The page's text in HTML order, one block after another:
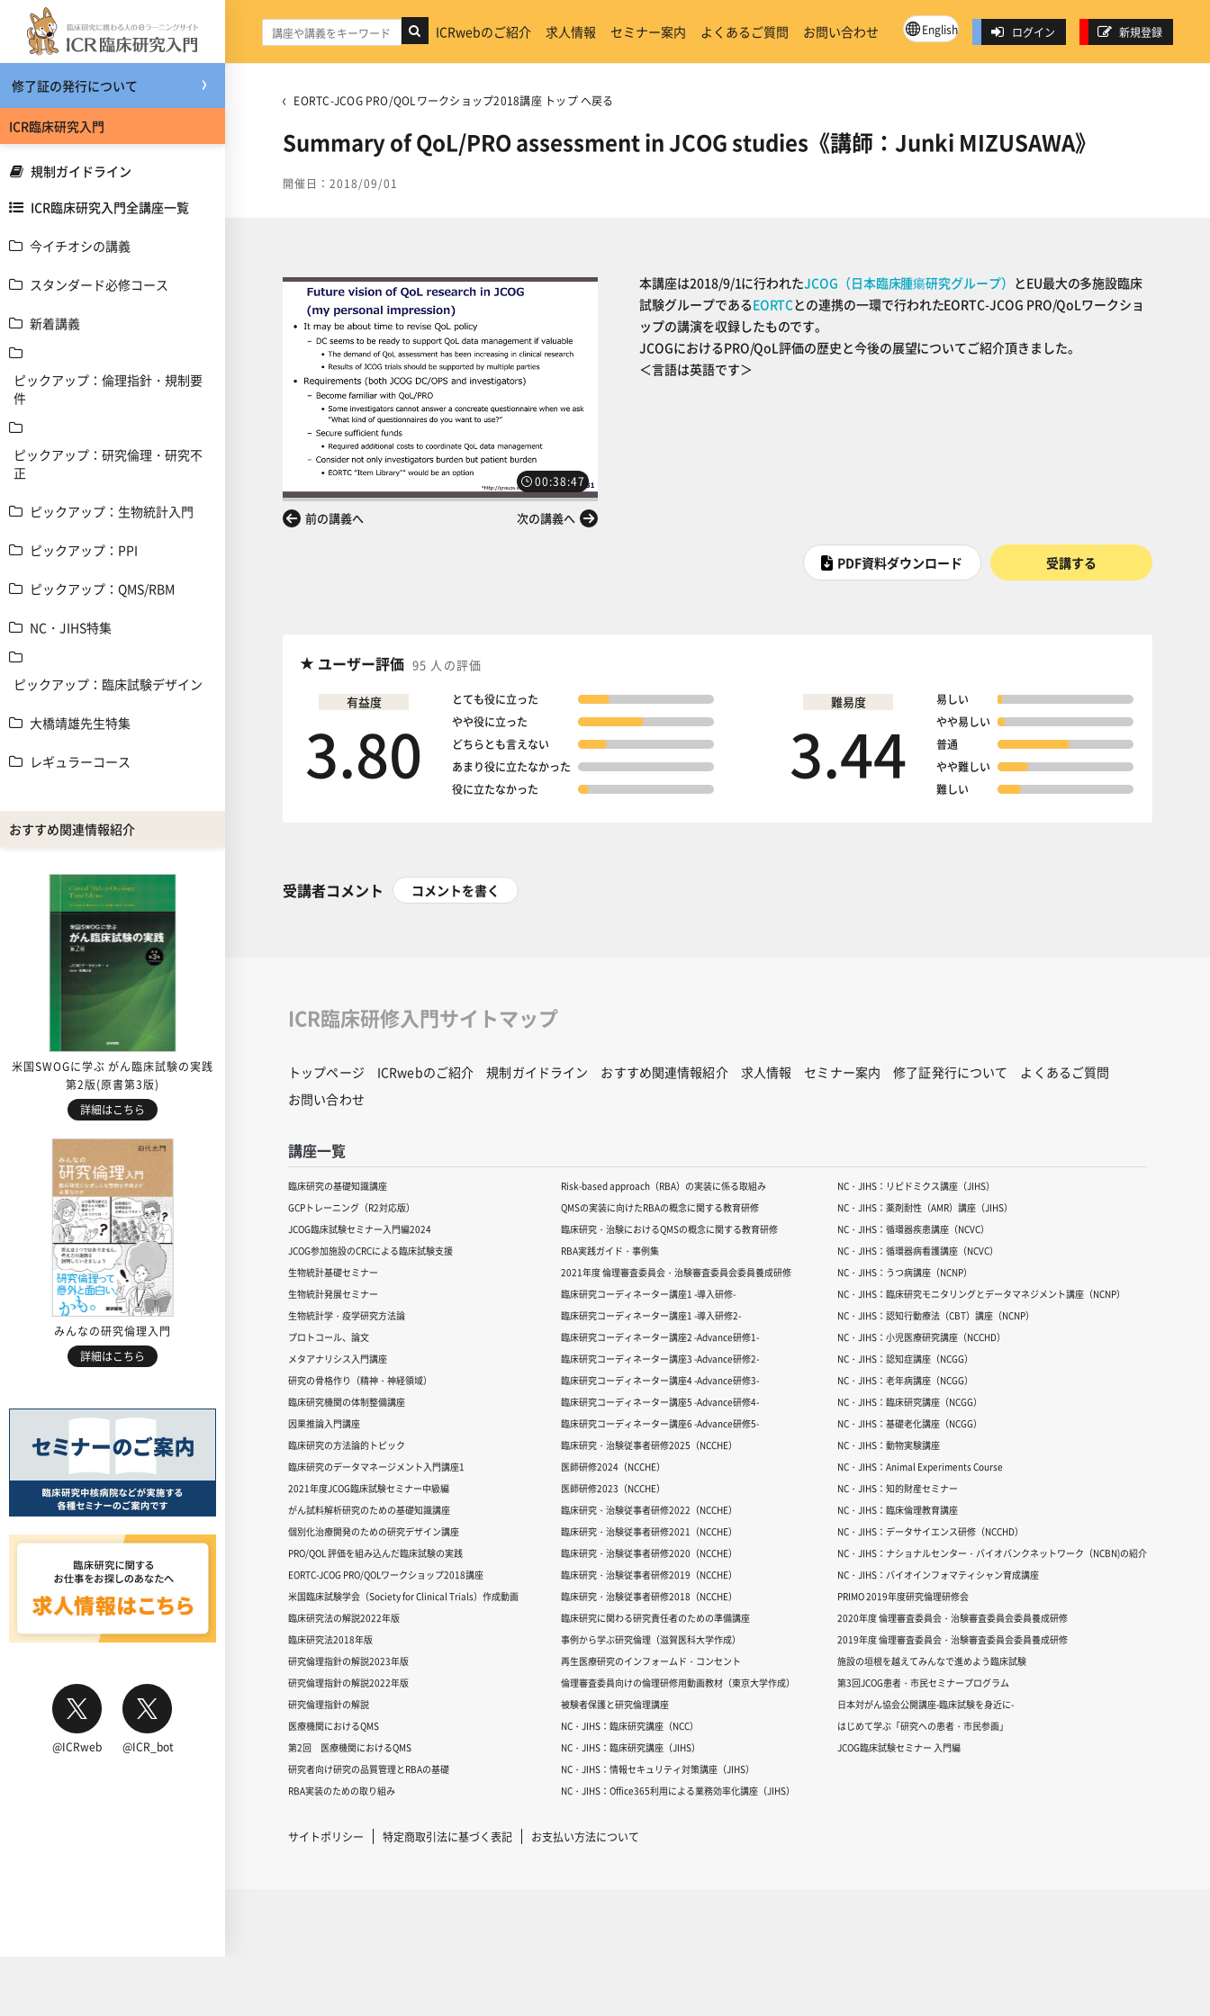
メインコンテンツへスキップする
修了証の発行について
ICR臨床研究入門
規制ガイドライン
ICR臨床研究入門全講座一覧
今イチオシの講義
スタンダード必修コース
新着講義
ピックアップ：倫理指針・規制要
件
ピックアップ：研究倫理・研究不
正
ピックアップ：生物統計入門
ピックアップ：PPI
ピックアップ：QMS/RBM
NC・JIHS特集
ピックアップ：臨床試験デザイン
大橋靖雄先生特集
レギュラーコース
おすすめ関連情報紹介
米国SWOGに学ぶ がん臨床試験の実践
第2版(原書第3版)
詳細はこちら
みんなの研究倫理入門
詳細はこちら
@ICRweb @ICR_bot
ICRwebのご紹介 求人情報 セミナー案内 よくあるご質問 お問い合わせ English ログイン 新規登録
EORTC-JCOG PRO/QOLワークショップ2018講座 トップ へ戻る
Summary of QoL/PRO assessment in JCOG studies《講師：Junki MIZUSAWA》
開催日：2018/09/01
00:38:47
前の講義へ 次の講義へ
本講座は2018/9/1に行われたJCOG（日本臨床腫瘍研究グループ） とEU最大の多施設臨床
試験グループであるEORTCとの連携の一環で行われたEORTC-JCOG PRO/QoLワークショ
ップの講演を収録したものです。
JCOGにおけるPRO/QoL評価の歴史と今後の展望についてご紹介頂きました。
＜言語は英語です＞
PDF資料ダウンロード 受講する
ユーザー評価 95 人の評価
有益度
3.80
とても役に立った
やや役に立った
どちらとも言えない
あまり役に立たなかった
役に立たなかった
難易度
3.44
易しい
やや易しい
普通
やや難しい
難しい
受講者コメント コメントを書く
ICR臨床研修入門サイトマップ
トップページ ICRwebのご紹介 規制ガイドライン おすすめ関連情報紹介 求人情報 セミナー案内 修了証発行について
よくあるご質問
お問い合わせ
講座一覧
臨床研究の基礎知識講座
GCPトレーニング（R2対応版）
JCOG臨床試験セミナー入門編2024
JCOG参加施設のCRCによる臨床試験支援
生物統計基礎セミナー
生物統計発展セミナー
生物統計学・疫学研究方法論
プロトコール、論文
メタアナリシス入門講座
研究の骨格作り（精神・神経領域）
臨床研究機関の体制整備講座
因果推論入門講座
臨床研究の方法論的トピック
臨床研究のデータマネージメント入門講座1
2021年度JCOG臨床試験セミナー中級編
がん試料解析研究のための基礎知識講座
個別化治療開発のための研究デザイン講座
PRO/QOL 評価を組み込んだ臨床試験の実践
EORTC-JCOG PRO/QOLワークショップ2018講座
米国臨床試験学会（Society for Clinical Trials）作成動画
臨床研究法の解説2022年版
臨床研究法2018年版
研究倫理指針の解説2023年版
研究倫理指針の解説2022年版
研究倫理指針の解説
医療機関におけるQMS
第2回 医療機関におけるQMS
研究者向け研究の品質管理とRBAの基礎
RBA実装のための取り組み
Risk-based approach（RBA）の実装に係る取組み
QMSの実装に向けたRBAの概念に関する教育研修
臨床研究・治験におけるQMSの概念に関する教育研修
RBA実践ガイド・事例集
2021年度 倫理審査委員会・治験審査委員会委員養成研修
臨床研究コーディネーター講座1 -導入研修-
臨床研究コーディネーター講座1 -導入研修2-
臨床研究コーディネーター講座2 -Advance研修1-
臨床研究コーディネーター講座3 -Advance研修2-
臨床研究コーディネーター講座4 -Advance研修3-
臨床研究コーディネーター講座5 -Advance研修4-
臨床研究コーディネーター講座6 -Advance研修5-
臨床研究・治験従事者研修2025（NCCHE）
医師研修2024（NCCHE）
医師研修2023（NCCHE）
臨床研究・治験従事者研修2022（NCCHE）
臨床研究・治験従事者研修2021（NCCHE）
臨床研究・治験従事者研修2020（NCCHE）
臨床研究・治験従事者研修2019（NCCHE）
臨床研究・治験従事者研修2018（NCCHE）
臨床研究に関わる研究責任者のための準備講座
事例から学ぶ研究倫理（滋賀医科大学作成）
再生医療研究のインフォームド・コンセント
倫理審査委員向けの倫理研修用動画教材（東京大学作成）
被験者保護と研究倫理講座
NC・JIHS：臨床研究講座（NCC）
NC・JIHS：臨床研究講座（JIHS）
NC・JIHS：情報セキュリティ対策講座（JIHS）
NC・JIHS：Office365利用による業務効率化講座（JIHS）
NC・JIHS：リピドミクス講座（JIHS）
NC・JIHS：薬剤耐性（AMR）講座（JIHS）
NC・JIHS：循環器疾患講座（NCVC）
NC・JIHS：循環器病看護講座（NCVC）
NC・JIHS：うつ病講座（NCNP）
NC・JIHS：臨床研究モニタリングとデータマネジメント講座（NCNP）
NC・JIHS：認知行動療法（CBT）講座（NCNP）
NC・JIHS：小児医療研究講座（NCCHD）
NC・JIHS：認知症講座（NCGG）
NC・JIHS：老年病講座（NCGG）
NC・JIHS：臨床研究講座（NCGG）
NC・JIHS：基礎老化講座（NCGG）
NC・JIHS：動物実験講座
NC・JIHS：Animal Experiments Course
NC・JIHS：知的財産セミナー
NC・JIHS：臨床倫理教育講座
NC・JIHS：データサイエンス研修（NCCHD）
NC・JIHS：ナショナルセンター・バイオバンクネットワーク（NCBN)の紹介
NC・JIHS：バイオインフォマティシャン育成講座
PRIMO 2019年度研究倫理研修会
2020年度 倫理審査委員会・治験審査委員会委員養成研修
2019年度 倫理審査委員会・治験審査委員会委員養成研修
施設の垣根を越えてみんなで進めよう臨床試験
第3回JCOG患者・市民セミナープログラム
日本対がん協会公開講座-臨床試験を身近に-
はじめて学ぶ「研究への患者・市民参画」
JCOG臨床試験セミナー 入門編
サイトポリシー 特定商取引法に基づく表記 お支払い方法について